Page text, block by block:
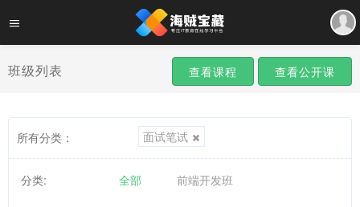
班级列表 查看课程 查看公开课
所有分类： 面试笔试
分类: 全部 前端开发班